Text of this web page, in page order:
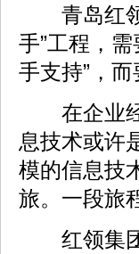
青岛红领
手”工程，
手支持”，而
在企业经
息技术或许
模的信息技
旅。一段旅
红领集团